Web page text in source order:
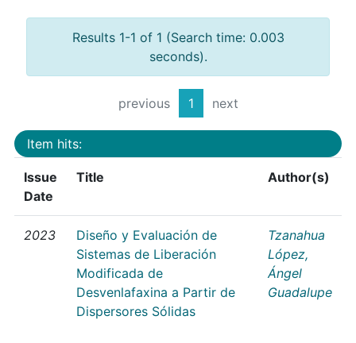
Results 1-1 of 1 (Search time: 0.003
seconds).
previous 1 next
Item hits:
Issue
Date
Title Author(s)
2023
Diseño y Evaluación de
Sistemas de Liberación
Modificada de
Desvenlafaxina a Partir de
Dispersores Sólidas
Tzanahua
López,
Ángel
Guadalupe